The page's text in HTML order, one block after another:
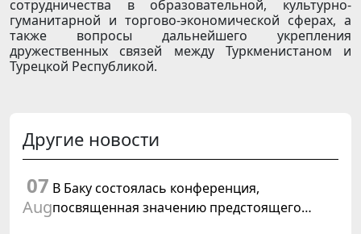
сотрудничества в образовательной, культурно-
гуманитарной и торгово-экономической сферах, а
также вопросы дальнейшего укрепления
дружественных связей между Туркменистаном и
Турецкой Республикой.
Другие новости
07
Aug
В Баку состоялась конференция,
посвященная значению предстоящего